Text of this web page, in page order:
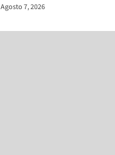
Agosto 7, 2026